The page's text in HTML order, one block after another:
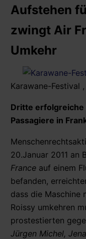
Aufstehen
zwingt Air
Umkehr
Karawane-Festival
Dritte erfolgreiche
Passagiere in
20.Januar 2011 an
France auf einem
befanden,
dass die Maschine
Roissy umkehren
prostestierten
Jürgen Michel,